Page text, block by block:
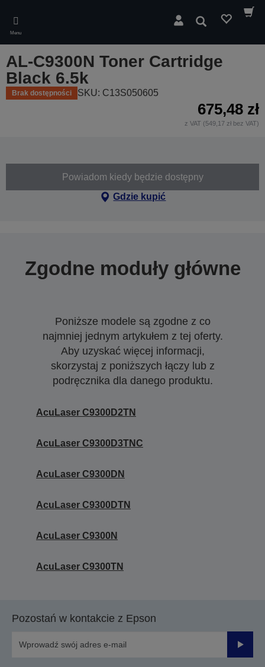
main
content
Menu
Wyszukaj
AL-C9300N Toner Cartridge
Black 6.5k
Brak dostępności SKU: C13S050605
675,48 zł
z VAT (549,17 zł bez VAT)
Powiadom kiedy będzie dostępny
Gdzie kupić
Zgodne moduły główne
Poniższe modele są zgodne z co
najmniej jednym artykułem z tej oferty.
Aby uzyskać więcej informacji,
skorzystaj z poniższych łączy lub z
podręcznika dla danego produktu.
AcuLaser C9300D2TN
AcuLaser C9300D3TNC
AcuLaser C9300DN
AcuLaser C9300DTN
AcuLaser C9300N
AcuLaser C9300TN
Pozostań w kontakcie z Epson